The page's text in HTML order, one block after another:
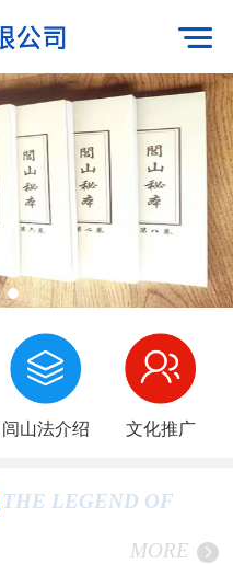
闾山法介绍 文化推广
THE LEGEND OF
MORE